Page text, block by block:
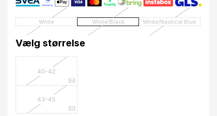
White White/Black White/Nautical Blue
Vælg størrelse
40-42
43-45